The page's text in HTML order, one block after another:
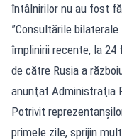
întâlnirilor nu au fost
”Consultările
împlinirii recente, la 24
de către Rusia a
anunţat Administraţia
Potrivit
primele zile, sprijin